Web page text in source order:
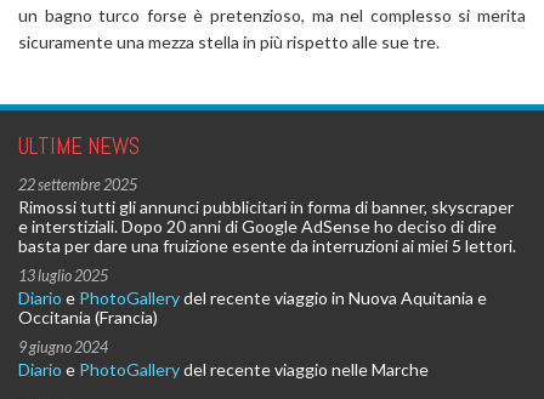
un bagno turco forse è pretenzioso, ma nel complesso si merita
sicuramente una mezza stella in più rispetto alle sue tre.
ULTIME NEWS
22 settembre 2025
Rimossi tutti gli annunci pubblicitari in forma di banner, skyscraper
e interstiziali. Dopo 20 anni di Google AdSense ho deciso di dire
basta per dare una fruizione esente da interruzioni ai miei 5 lettori.
13 luglio 2025
Diario e PhotoGallerydel recente viaggio in Nuova Aquitania e
Occitania (Francia)
9 giugno 2024
Diario e PhotoGallerydel recente viaggio nelle Marche